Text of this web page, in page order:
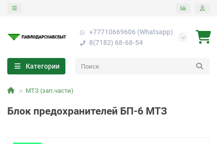
+77710669606 (Whatsapp)
8(7182) 68-68-54
Категории
МТЗ (зап.части)
Блок предохранителей БП-6 МТЗ